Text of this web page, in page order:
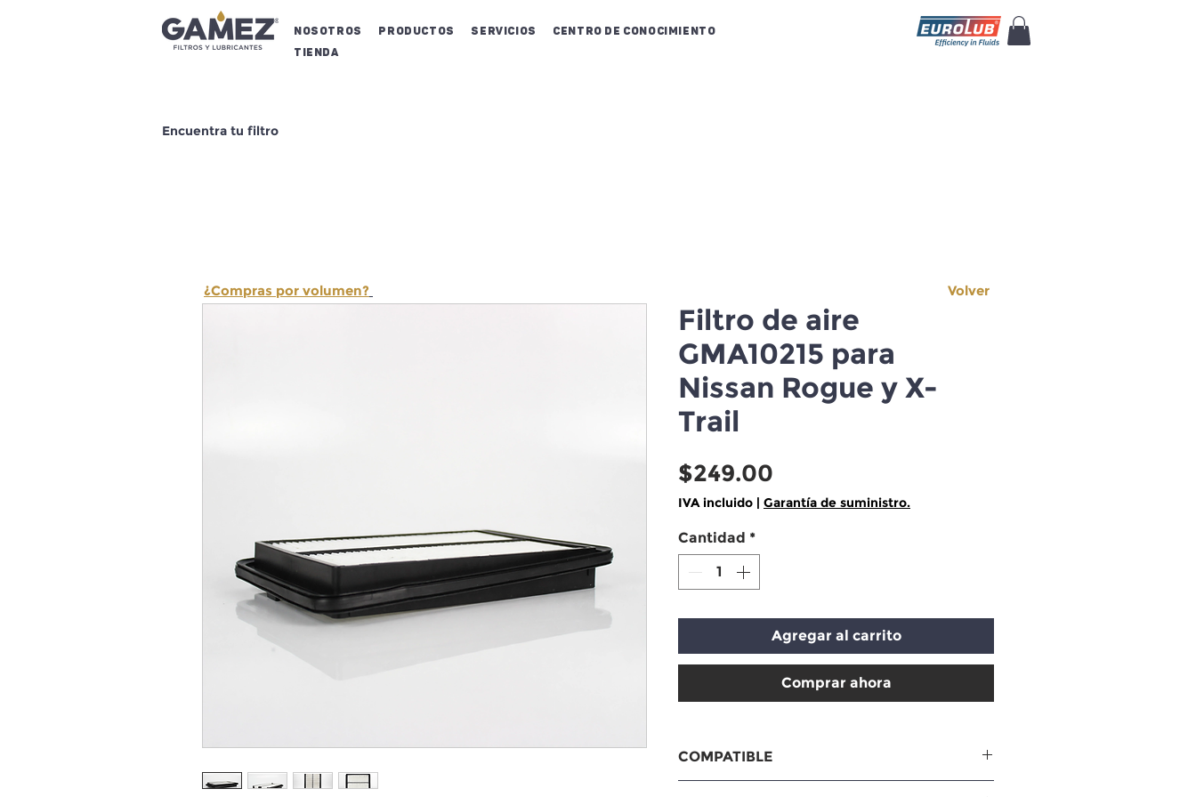
NOSOTROS Productos Servicios
Centro de conocimiento
Tienda
Encuentra tu filtro
Volver
Filtro de aire
GMA10215 para
Nissan Rogue y X-
Trail
$249.00
IVA incluido | Garantía de suministro.
Cantidad *
Agregar al carrito
Comprar ahora
COMPATIBLE
¿Compras por volumen?